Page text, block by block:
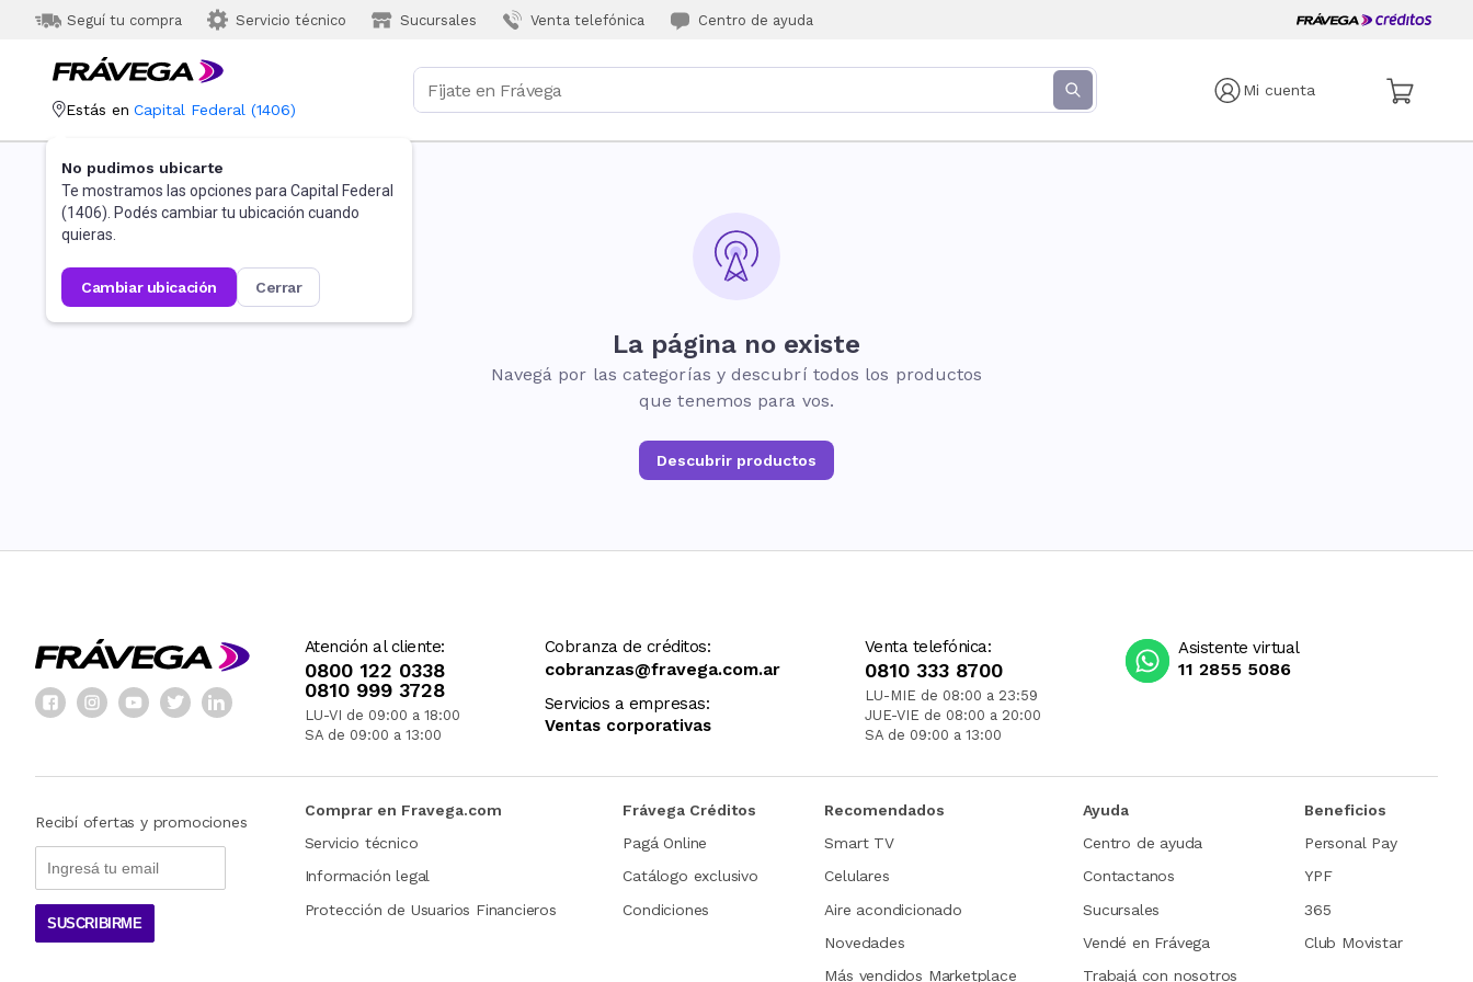
Seguí tu compra Servicio técnico Sucursales Venta telefónica Centro de ayuda
Mi cuenta
Estás en Capital Federal (1406)
No pudimos ubicarte
Te mostramos las opciones para Capital Federal
(1406). Podés cambiar tu ubicación cuando
quieras.
cambiar ubicación cerrar
La página no existe
Navegá por las categorías y descubrí todos los productos
que tenemos para vos.
Descubrir productos
Atención al cliente:
0800 122 0338
0810 999 3728
LU-VI de 09:00 a 18:00
SA de 09:00 a 13:00
Cobranza de créditos:
cobranzas@fravega.com.ar
Servicios a empresas:
Ventas corporativas
Venta telefónica:
0810 333 8700
LU-MIE de 08:00 a 23:59
JUE-VIE de 08:00 a 20:00
SA de 09:00 a 13:00
Asistente virtual
11 2855 5086
Recibí ofertas y promociones
SUSCRIBIRME
Comprar en Fravega.com
Servicio técnico
Información legal
Protección de Usuarios Financieros
Frávega Créditos
Pagá Online
Catálogo exclusivo
Condiciones
Recomendados
Smart TV
Celulares
Aire acondicionado
Novedades
Más vendidos Marketplace
Ayuda
Centro de ayuda
Contactanos
Sucursales
Vendé en Frávega
Trabajá con nosotros
Beneficios
Personal Pay
YPF
365
Club Movistar